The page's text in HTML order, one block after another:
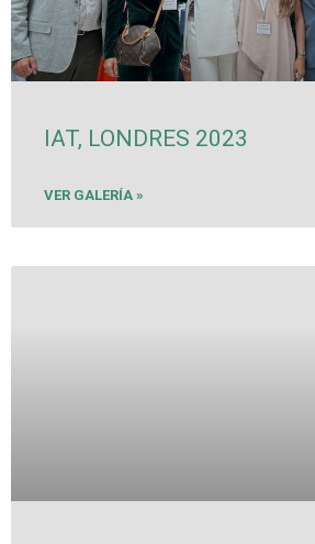
IAT, LONDRES 2023
VER GALERÍA »